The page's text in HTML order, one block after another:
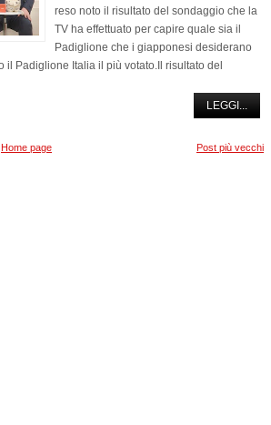
reso noto il risultato del sondaggio che la
TV ha effettuato per capire quale sia il
Padiglione che i giapponesi desiderano
il Padiglione Italia il più votato.Il risultato del
LEGGI...
Post più vecchi
Home page